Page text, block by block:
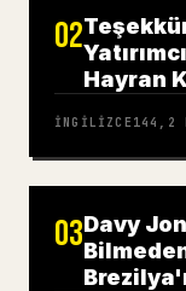
02
Hayran
İNGILIZCE 144,2
03Davy